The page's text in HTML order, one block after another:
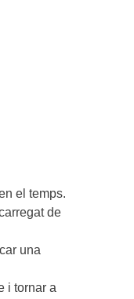
el temps.
de
una
i tornar a